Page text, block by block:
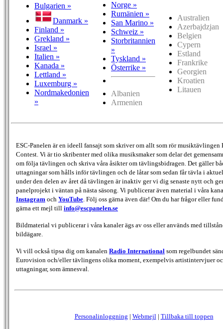
Bulgarien »
Danmark »
Finland »
Grekland »
Israel »
Italien »
Kanada »
Lettland »
Luxemburg »
Nordmakedonien
»
Norge »
Rumänien »
San Marino »
Schweiz »
Storbritannien
»
Tyskland »
Österrike »
Albanien
Armenien
Australien
Azerbajdzjan
Belgien
Cypern
Estland
Frankrike
Georgien
Kroatien
Litauen
ESC-Panelen är en ideell fansajt som skriver om allt som rör musiktävlingen
Contest. Vi är tio skribenter med olika musiksmaker som delar det
om följa tävlingen och skriva våra åsikter om tävlingsbidragen. Det gäller
uttagningar som hålls inför tävlingen och de låtar som sedan får tävla i
under den delen av året då tävlingen är inaktiv ger vi dig senaste nytt och
panelprojekt i väntan på nästa säsong. Vi publicerar även material i våra
Instagram och YouTube. Följ oss gärna även där! Om du har frågor eller
gärna ett mejl till info@escpanelen.se
Bildmaterial vi publicerar i våra kanaler ägs av oss eller används med
bildägare.
Vi vill också tipsa dig om kanalen Radio International som regelbundet
Eurovision och/eller tävlingens olika moment, exempelvis artistintervjuer
uttagningar, som ämnesval.
Personalinloggning | Webmejl| Tillbaka till toppen